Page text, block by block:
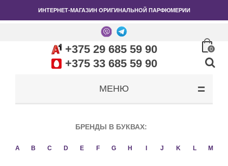
ИНТЕРНЕТ-МАГАЗИН ОРИГИНАЛЬНОЙ ПАРФЮМЕРИИ
+375 29 685 59 90
+375 33 685 59 90
0
МЕНЮ
БРЕНДЫ В БУКВАХ:
A B C D E F G H J K L M